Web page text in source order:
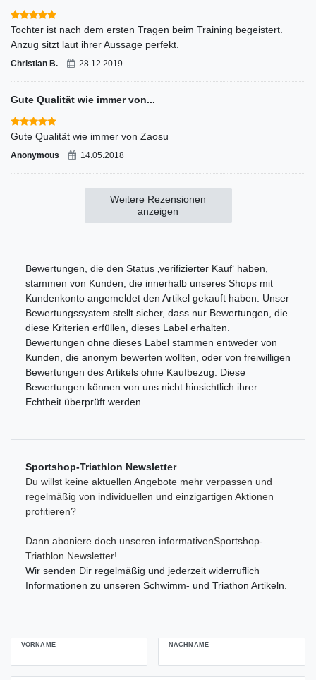
Tochter ist nach dem ersten Tragen beim Training begeistert.
Anzug sitzt laut ihrer Aussage perfekt.
Christian B. 28.12.2019
Gute Qualität wie immer von...
Gute Qualität wie immer von Zaosu
Anonymous 14.05.2018
Weitere Rezensionen
anzeigen
Bewertungen, die den Status ‚verifizierter Kauf‘ haben,
stammen von Kunden, die innerhalb unseres Shops mit
Kundenkonto angemeldet den Artikel gekauft haben. Unser
Bewertungssystem stellt sicher, dass nur Bewertungen, die
diese Kriterien erfüllen, dieses Label erhalten.
Bewertungen ohne dieses Label stammen entweder von
Kunden, die anonym bewerten wollten, oder von freiwilligen
Bewertungen des Artikels ohne Kaufbezug. Diese
Bewertungen können von uns nicht hinsichtlich ihrer
Echtheit überprüft werden.
Sportshop-Triathlon Newsletter
Du willst keine aktuellen Angebote mehr verpassen und
regelmäßig von individuellen und einzigartigen Aktionen
profitieren?
Dann aboniere doch unseren informativenSportshop-
Triathlon Newsletter!
Wir senden Dir regelmäßig und jederzeit widerruflich
Informationen zu unseren Schwimm- und Triathon Artikeln.
VORNAME NACHNAME